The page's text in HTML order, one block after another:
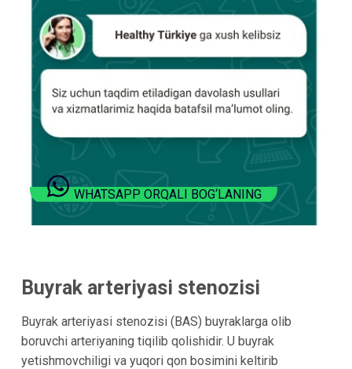
WHATSAPP ORQALI BOG‘LANING
Buyrak arteriyasi stenozisi
Buyrak arteriyasi stenozisi (BAS) buyraklarga olib
boruvchi arteriyaning tiqilib qolishidir. U buyrak
yetishmovchiligi va yuqori qon bosimini keltirib